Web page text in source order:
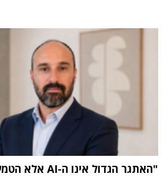
"האתגר הגדול אינו ה-AI אלא הטמעתה בארגון"